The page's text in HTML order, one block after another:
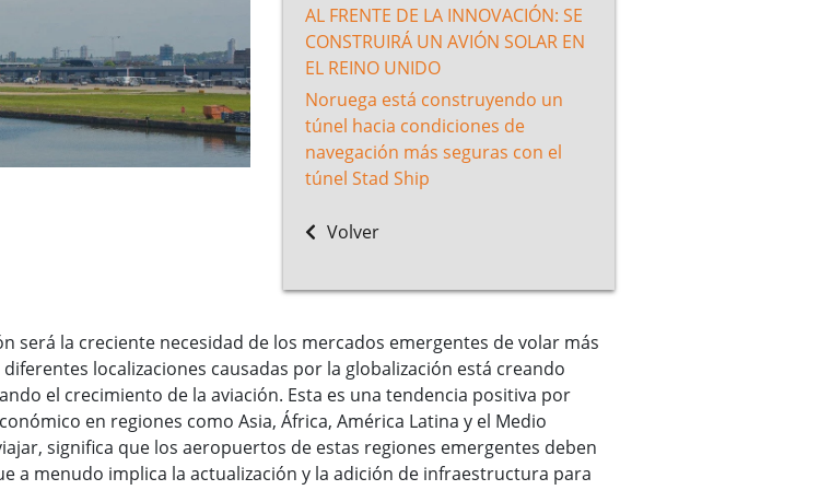
AL FRENTE DE LA INNOVACIÓN: SE
CONSTRUIRÁ UN AVIÓN SOLAR EN
EL REINO UNIDO
Noruega está construyendo un
túnel hacia condiciones de
navegación más seguras con el
túnel Stad Ship
Volver
será la creciente necesidad de los mercados emergentes de volar más
localizaciones causadas por la globalización está creando
el crecimiento de la aviación. Esta es una tendencia positiva por
en regiones como Asia, África, América Latina y el Medio
significa que los aeropuertos de estas regiones emergentes deben
a menudo implica la actualización y la adición de infraestructura para